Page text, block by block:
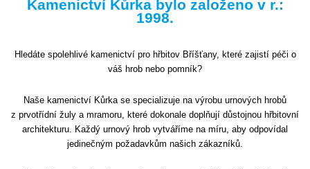
Kamenictví Kůrka bylo založeno v r.:
1998.
Hledáte spolehlivé kamenictví pro hřbitov Bříšťany, které zajistí péči o
váš hrob nebo pomník?
Naše kamenictví Kůrka se specializuje na výrobu urnových hrobů
z prvotřídní žuly a mramoru, které dokonale doplňují důstojnou hřbitovní
architekturu. Každý urnový hrob vytváříme na míru, aby odpovídal
jedinečným požadavkům našich zákazníků.